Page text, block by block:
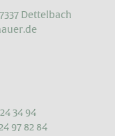
Dettelbach
34 94
97 82 84